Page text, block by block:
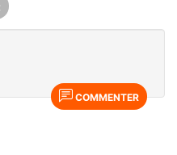
COMMENTER